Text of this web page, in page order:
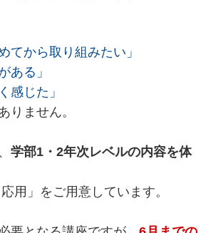
てから取り組みたい」
ある」
感じた」
りません。
学部1・2年次レベルの内容を体
用」をご用意しています。